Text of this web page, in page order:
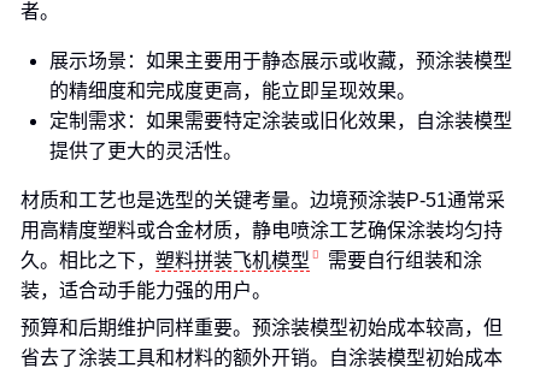
者。
展示场景：如果主要用于静态展示或收藏，预涂装模型
的精细度和完成度更高，能立即呈现效果。
定制需求：如果需要特定涂装或旧化效果，自涂装模型
提供了更大的灵活性。
材质和工艺也是选型的关键考量。边境预涂装P-51通常采
用高精度塑料或合金材质，静电喷涂工艺确保涂装均匀持
久。相比之下， 塑料拼装飞机模型
需要自行组装和涂
装，适合动手能力强的用户。
预算和后期维护同样重要。预涂装模型初始成本较高，但
省去了涂装工具和材料的额外开销。自涂装模型初始成本